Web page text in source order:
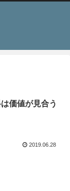
価値が見合う
2019.06.28